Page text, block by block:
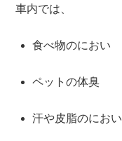
車内では、
食べ物のにおい
ペットの体臭
汗や皮脂のにおい